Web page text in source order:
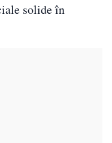
solide în